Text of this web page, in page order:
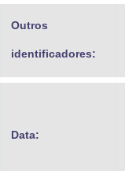
Outros
identificadores:
Data: